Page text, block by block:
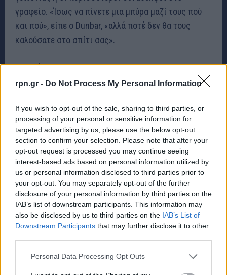
rpn.gr - Do Not Process My Personal Information
If you wish to opt-out of the sale, sharing to third parties, or
processing of your personal or sensitive information for
targeted advertising by us, please use the below opt-out
section to confirm your selection. Please note that after your
opt-out request is processed you may continue seeing
interest-based ads based on personal information utilized by
us or personal information disclosed to third parties prior to
your opt-out. You may separately opt-out of the further
disclosure of your personal information by third parties on the
IAB’s list of downstream participants. This information may
also be disclosed by us to third parties on the IAB’s List of
Downstream Participants that may further disclose it to other
Personal Data Processing Opt Outs
γραφείο. «Ίσως να πίνετε μια μπύρα μαζί τους πού
και πού», είπε ο Dunbar, «αλλά ποτέ δεν θα τους
καλούσατε στο σπίτι σας».
Επιπλέον 350 γνωστούς
Ο ίδιος εκτιμά ότι οι άνθρωποι πέρα από το δίκτυο
γνωστούς.
Πέρα από αυτό, πιστεύει ότι οι περισσότεροι από
εμάς μπορούμε να αναγνωρίσουμε επιπλέον 1.000
άτομα — όπως τον Πρόεδρο Τραμπ — με την όραση.
Αλλά αυτοί μπορεί να μην σας αναγνωρίσουν.
«Αυτά τα εξωτερικά στρώματα πέρα από τα 150
είναι μια μορφή μονόδρομων σχέσεων», είπε ο